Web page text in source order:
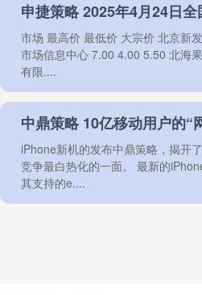
市场 最高价 最低价 大宗价 北京新
市场信息中心 7.00 4.00 5.50 北海
有限....
iPhone新机的发布中鼎策略，揭开
竞争最白热化的一面。 最新的
其支持的e....